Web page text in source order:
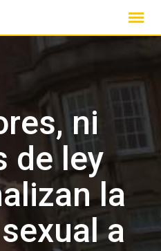
ni
de ley
la
a